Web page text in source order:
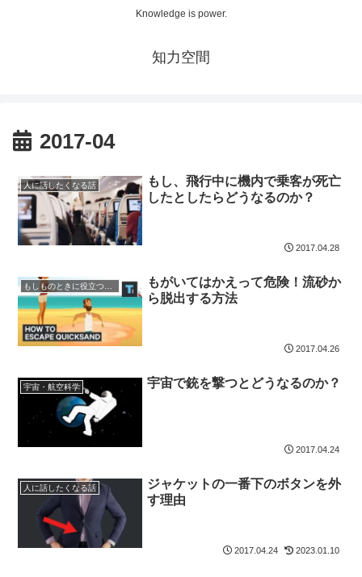
Knowledge is power.
知力空間
2017-04
人に話したくなる話
もし、飛行中に機内で乗客が死亡
したとしたらどうなるのか？
2017.04.28
もがいてはかえって危険！流砂か
ら脱出する方法
2017.04.26
宇宙・航空科学 宇宙で銃を撃つとどうなるのか？
2017.04.24
人に話したくなる話
ジャケットの一番下のボタンを外
す理由
2017.04.24 2023.01.10